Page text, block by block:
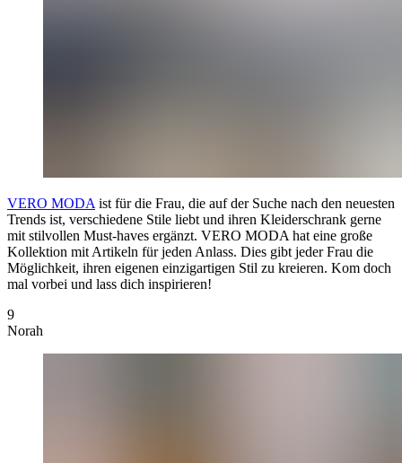
VERO MODA ist für die Frau, die auf der Suche nach den neuesten
Trends ist, verschiedene Stile liebt und ihren Kleiderschrank gerne
mit stilvollen Must-haves ergänzt. VERO MODA hat eine große
Kollektion mit Artikeln für jeden Anlass. Dies gibt jeder Frau die
Möglichkeit, ihren eigenen einzigartigen Stil zu kreieren. Kom doch
mal vorbei und lass dich inspirieren!
9
Norah